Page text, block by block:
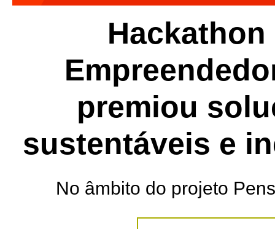
Hackathon
premiou
sustentáveis e
No âmbito do projeto